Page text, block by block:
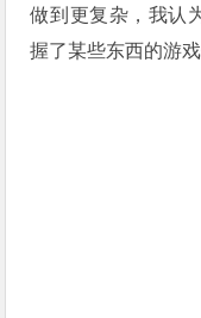
做到更复杂，我认
握了某些东西的游